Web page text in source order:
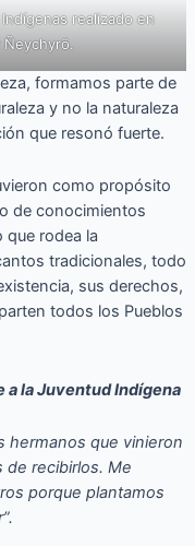
realizado en
formamos parte de
y no la naturaleza
que resonó fuerte.
como propósito
de conocimientos
que rodea la
tradicionales, todo
sus derechos,
todos los Pueblos
la Juventud Indígena
hermanos que vinieron
de recibirlos. Me
porque plantamos